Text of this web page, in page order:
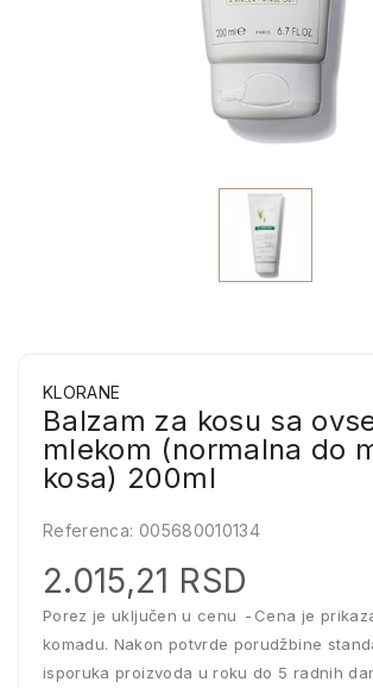
KLORANE
Balzam za kosu sa
mlekom (normalna do
kosa) 200ml
Referenca: 005680010134
2.015,21 RSD
Porez je uključen u cenu
Cena je
komadu. Nakon potvrde porudžbine
isporuka proizvoda u roku do 5 radnih